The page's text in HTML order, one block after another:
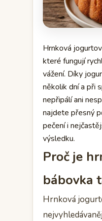
Hrnková
které fungují
vážení. Díky
několik dní a při
nepřipálí ani
najdete přesný
pečení i
výsledku.
Proč je
bábovka
Hrnková